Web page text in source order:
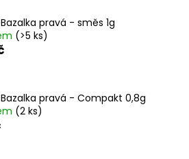
Bazalka pravá - směs 1g
(>5 ks)
Bazalka pravá - Compakt 0,8g
(2 ks)